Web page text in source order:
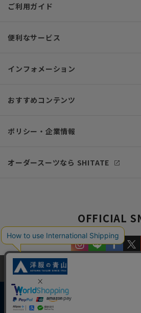
ご利用ガイド
便利なサービス
インフォメーション
おすすめコンテンツ
ポリシー・企業情報
オーダースーツなら SHITATE
OFFICIAL
当サイトでは、快適な閲覧体験とコンテンツ
しています。閲覧を続けることで、Cookie
します。詳細については